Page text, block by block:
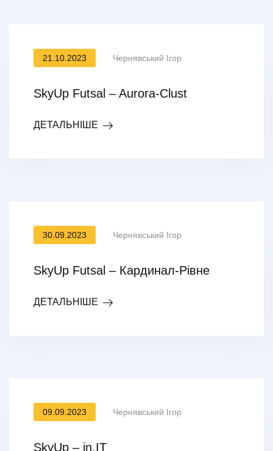
21.10.2023 Чернявський Ігор
SkyUp Futsal – Aurora-Clust
ДЕТАЛЬНІШЕ
30.09.2023 Чернявський Ігор
SkyUp Futsal – Кардинал-Рівне
ДЕТАЛЬНІШЕ
09.09.2023 Чернявський Ігор
SkyUp – in.IT